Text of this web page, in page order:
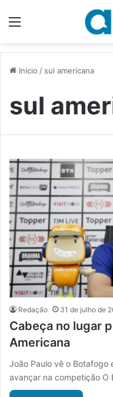
Início / sul americana
sul
Redação 31 de julho de
Cabeça no lugar
Americana
João Paulo vê o Botafogo
avançar na competição